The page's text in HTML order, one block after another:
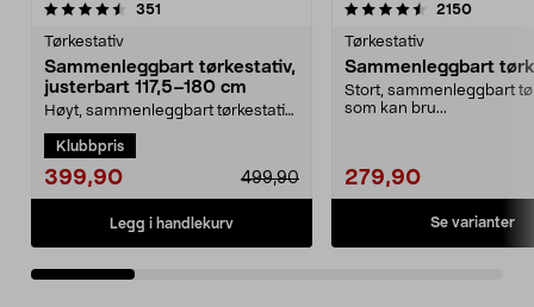
351
Tørkestativ
Sammenleggbart tørkestativ,
justerbart 117,5–180 cm
Høyt, sammenleggbart tørkestativ
tørkeplass på små fl...
Klubbpris
399,90 499,90
Legg i handlekurv
4.5 av 5 stjerner 2150
Tørkestativ
Sammenleggbart
Stort, sammenleggbart
som kan bru...
279,90
Se varianter
4.0 av 5 stjerner